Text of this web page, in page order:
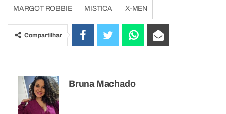
MARGOT ROBBIE MISTICA X-MEN
Compartilhar
Bruna Machado